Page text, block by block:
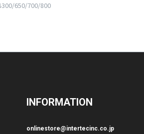
300/650/700/800
INFORMATION
onlinestore@intertecinc.co.jp